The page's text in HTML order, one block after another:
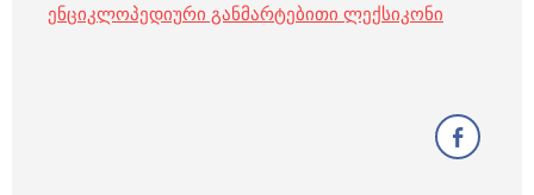
ენციკლოპედიური განმარტებითი ლექსიკონი